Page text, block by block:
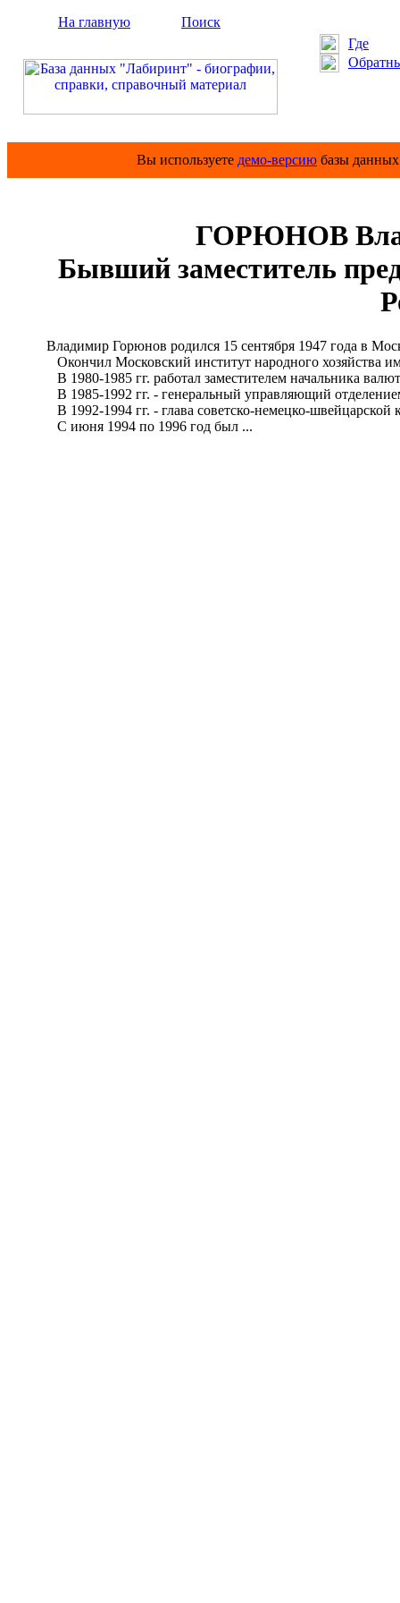
На главную
Поиск
Где
Вы используете демо-версию базы
ГОРЮНОВ
Бывший заместитель
Владимир Горюнов родился 15 сентября 1947 года в
Окончил Московский институт народного хозяйства
В 1980-1985 гг. работал заместителем начальника
В 1985-1992 гг. - генеральный управляющий
В 1992-1994 гг. - глава советско-немецко-
С июня 1994 по 1996 год был ...